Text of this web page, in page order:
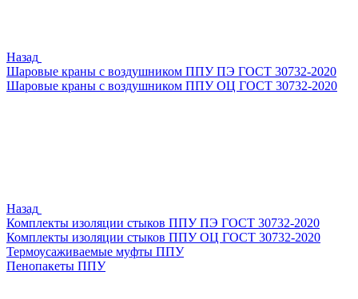
Назад
Шаровые краны с воздушником ППУ ПЭ ГОСТ 30732-2020
Шаровые краны с воздушником ППУ ОЦ ГОСТ 30732-2020
Назад
Комплекты изоляции стыков ППУ ПЭ ГОСТ 30732-2020
Комплекты изоляции стыков ППУ ОЦ ГОСТ 30732-2020
Термоусаживаемые муфты ППУ
Пенопакеты ППУ